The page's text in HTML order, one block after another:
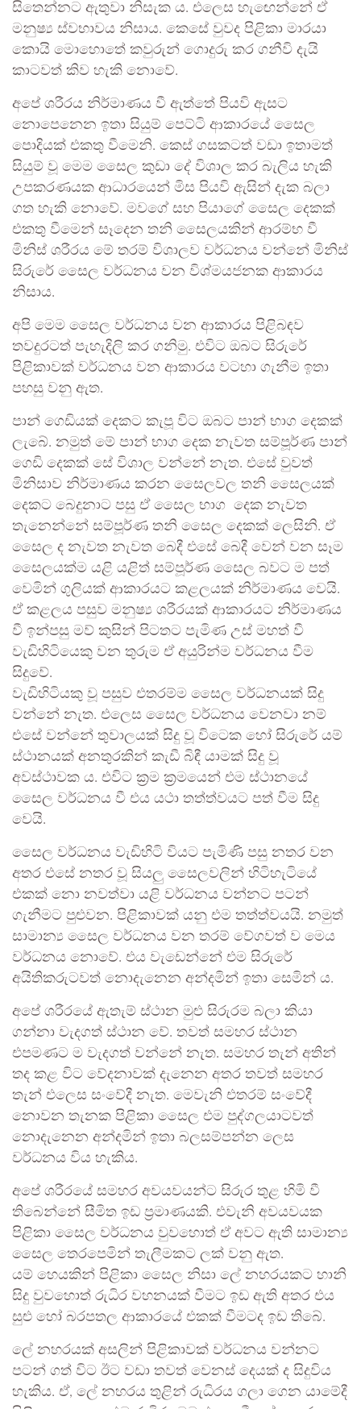
සිතෙන්නට ඇතුවා නිසැක ය. එලෙස හැඟෙන්නේ ඒ
මනුෂ්‍ය ස්වභාවය නිසාය. කෙසේ වුවද පිළිකා මාරයා
කොයි මොහොතේ කවුරුන් ගොදුරු කර ගනීවි දැයි
කාටවත් කිව හැකි නොවේ.
අපේ ශරීරය නිර්මාණය වී ඇත්තේ පියවි ඇසට
නොපෙනෙන ඉතා සියුම් පෙට්ටි ආකාරයේ සෛල
පොදියක් එකතු වීමෙනි. කෙස් ගසකටත් වඩා ඉතාමත්
සියුම් වූ මෙම සෛල කුඩා දේ විශාල කර බැලිය හැකි
උපකරණයක ආධාරයෙන් මිස පියවි ඇසින් දැක බලා
ගත හැකි නොවේ. මවගේ සහ පියාගේ සෛල දෙකක්
එකතු වීමෙන් සෑදෙන තනි සෛලයකින් ආරම්භ වී
මිනිස් ශරීරය මේ තරම් විශාලව වර්ධනය වන්නේ මිනිස්
සිරුරේ සෛල වර්ධනය වන විශ්මයජනක ආකාරය
නිසාය.
අපි මෙම සෛල වර්ධනය වන ආකාරය පිළිබඳව
තවදුරටත් පැහැදිලි කර ගනිමු. එවිට ඔබට සිරුරේ
පිළිකාවක් වර්ධනය වන ආකාරය වටහා ගැනීම ඉතා
පහසු වනු ඇත.
පාන් ගෙඩියක් දෙකට කැපූ විට ඔබට පාන් භාග දෙකක්
ලැබේ. නමුත් මේ පාන් භාග දෙක නැවත සම්පූර්ණ පාන්
ගෙඩි දෙකක් සේ විශාල වන්නේ නැත. එසේ වුවත්
මිනිසාව නිර්මාණය කරන සෛලවල තනි සෛලයක්
දෙකට බෙදුනාට පසු ඒ සෛල භාග ⁣ දෙක නැවත
තැනෙන්නේ සම්පූර්ණ තනි සෛල දෙකක් ලෙසිනි. ඒ
සෛල ද නැවත නැවත බෙදී එසේ බෙදී වෙන් වන සෑම
සෛලයක්ම යළි යළිත් සම්පූර්ණ සෛල බවට ම පත්
වෙමින් ගුලියක් ආකාරයට කළලයක් නිර්මාණය වෙයි.
ඒ කළලය පසුව මනුෂ්‍ය ශරීරයක් ආකාරයට නිර්මාණය
වී ඉන්පසු මව් කුසින් පිටතට පැමිණ උස් මහත් වී
වැඩිහිටියෙකු වන තුරුම ඒ අයුරින්ම වර්ධනය වීම
සිදුවේ.
වැඩිහිටියකු වූ පසුව එතරම්ම සෛල වර්ධනයක් සිදු
වන්නේ නැත. එලෙස සෛල වර්ධනය වෙනවා නම්
එසේ වන්නේ තුවාලයක් සිදු වූ විටෙක හෝ සිරුරේ යම්
ස්ථානයක් අනතුරකින් කැඩී බිඳී යාමක් සිදු වූ
අවස්ථාවක ය. එවිට ක්‍රම ක්‍රමයෙන් එම ස්ථානයේ
සෛල වර්ධනය වී එය යථා තත්ත්වයට පත් වීම සිදු
වෙයි.
සෛල වර්ධනය වැඩිහිටි වියට පැමිණි පසු නතර වන
අතර එසේ නතර වූ සියලු සෛලවලින් හිටිහැටියේ
එකක් නො නවත්වා යළි වර්ධනය වන්නට පටන්
ගැනීමට පුළුවන. පිළිකාවක් යනු එම තත්ත්වයයි. නමුත්
සාමාන්‍ය සෛල වර්ධනය වන තරම් වේගවත් ව මෙය
වර්ධනය නොවේ. එය වැඩෙන්නේ එම සිරුරේ
අයිතිකරුටවත් නොදැනෙන අන්දමින් ඉතා සෙමින් ය.
අපේ ශරීරයේ ඇතැම් ස්ථාන මුළු සිරුරම බලා කියා
ගන්නා වැදගත් ස්ථාන වේ. තවත් සමහර ස්ථාන
එපමණට ම වැදගත් වන්නේ නැත. සමහර තැන් අතින්
තද කළ විට වේදනාවක් දැනෙන අතර තවත් සමහර
තැන් එලෙස සංවේදී නැත. මෙවැනි එතරම් සංවේදී
නොවන තැනක පිළිකා සෛල එම පුද්ගලයාටවත්
නොදැනෙන අන්දමින් ඉතා බලසම්පන්න ලෙස
වර්ධනය විය හැකිය.
අපේ ශරීරයේ සමහර අවයවයන්ට සිරුර තුළ හිමි වී
තිබෙන්නේ සීමිත ඉඩ ප්‍රමාණයකි. එවැනි අවයවයක
පිළිකා සෛල වර්ධනය වුවහොත් ඒ අවට ඇති සාමාන්‍ය
සෛල තෙරපෙමින් තැලීමකට ලක් වනු ඇත.
යම් හෙයකින් පිළිකා සෛල නිසා ලේ නහරයකට හානි
සිදු වුවහොත් රුධිර වහනයක් වීමට ඉඩ ඇති අතර එය
සුළු හෝ බරපතල ආකාරයේ එකක් වීමටද ඉඩ තිබේ.
ලේ නහරයක් අසලින් පිළිකාවක් වර්ධනය වන්නට
පටන් ගත් විට ඊට වඩා තවත් වෙනස් දෙයක් ද සිදුවිය
හැකිය. ඒ, ලේ නහරය තුළින් රුධිරය ගලා ගෙන යාමේදී